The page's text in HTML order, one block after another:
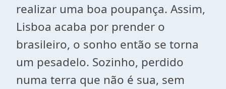
realizar uma boa poupança. Assim,
Lisboa acaba por prender o
brasileiro, o sonho então se torna
um pesadelo. Sozinho, perdido
numa terra que não é sua, sem